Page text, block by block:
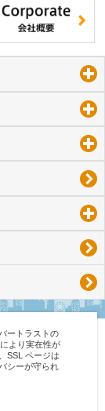
ートラストの
より実在性が
SSL ページは
シーが守られ